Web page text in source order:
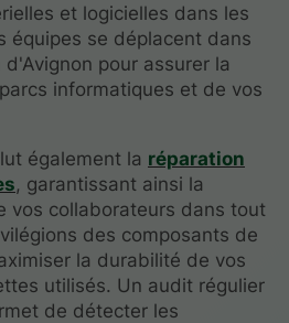
et logicielles dans les
équipes se déplacent dans
pour assurer la
informatiques et de vos
également la réparation
, garantissant ainsi la
vos collaborateurs dans tout
des composants de
la durabilité de vos
utilisés. Un audit régulier
de détecter les